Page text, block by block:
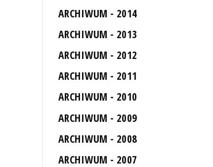
ARCHIWUM - 2014
ARCHIWUM - 2013
ARCHIWUM - 2012
ARCHIWUM - 2011
ARCHIWUM - 2010
ARCHIWUM - 2009
ARCHIWUM - 2008
ARCHIWUM - 2007